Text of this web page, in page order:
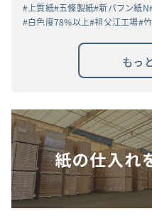
上質紙 五條製紙 新バフン紙N
白色度78%以上 祖父江工場
もっ